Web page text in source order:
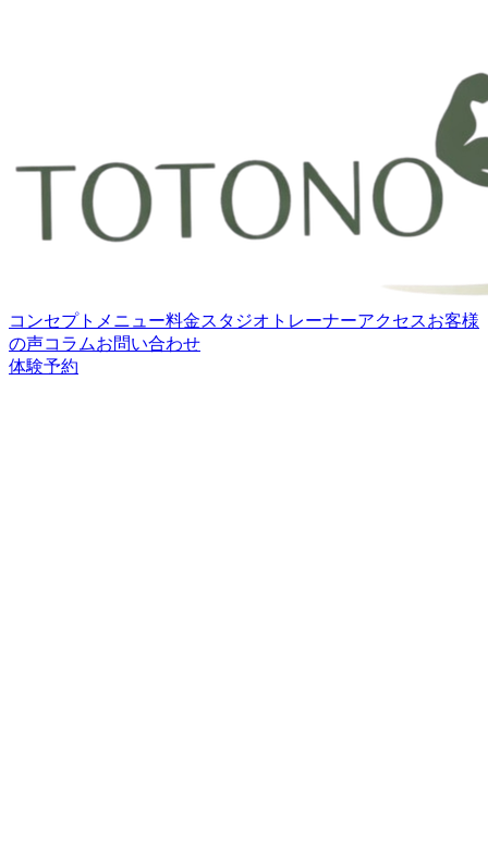
コンセプト メニュー料金スタジオ トレーナーアクセスお客様
の声コラムお問い合わせ
体験予約